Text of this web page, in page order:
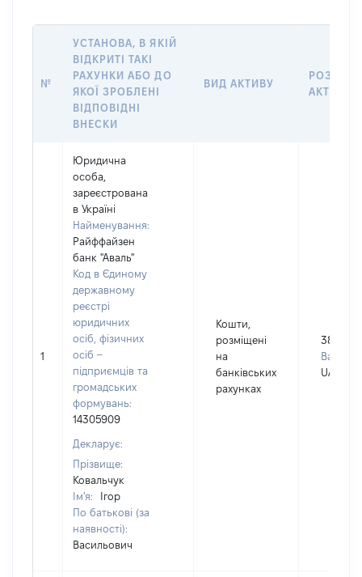
№
УСТАНОВА, В ЯКІЙ
ВІДКРИТІ ТАКІ
РАХУНКИ АБО ДО
ЯКОЇ ЗРОБЛЕНІ
ВІДПОВІДНІ
ВНЕСКИ
ВИД АКТИВУ
РОЗМІР
АКТИВУ
1
Юридична
особа,
зареєстрована
в Україні
Найменування:
Райффайзен
банк "Аваль"
Код в Єдиному
державному
реєстрі
юридичних
осіб, фізичних
осіб –
підприємців та
громадських
формувань:
14305909
Декларує:
Прізвище:
Ковальчук
Ім'я:
Ігор
По батькові (за
наявності):
Васильович
Кошти,
розміщені
на
банківських
рахунках
381176
Валюта:
UAH